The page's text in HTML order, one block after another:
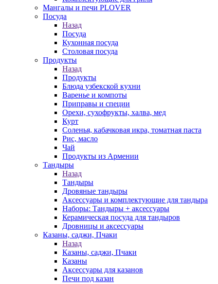
Мангалы и печи PLOVER
Посуда
Назад
Посуда
Кухонная посуда
Столовая посуда
Продукты
Назад
Продукты
Блюда узбекской кухни
Варенье и компоты
Приправы и специи
Орехи, сухофрукты, халва, мед
Курт
Соленья, кабачковая икра, томатная паста
Рис, масло
Чай
Продукты из Армении
Тандыры
Назад
Тандыры
Дровяные тандыры
Аксессуары и комплектующие для тандыра
Наборы: Тандыры + аксессуары
Керамическая посуда для тандыров
Дровницы и аксессуары
Казаны, саджи, Пчаки
Назад
Казаны, саджи, Пчаки
Казаны
Аксессуары для казанов
Печи под казан